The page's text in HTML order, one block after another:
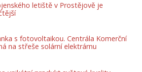
letiště v Prostějově je
s fotovoltaikou. Centrála Komerční
na střeše solární elektrárnu